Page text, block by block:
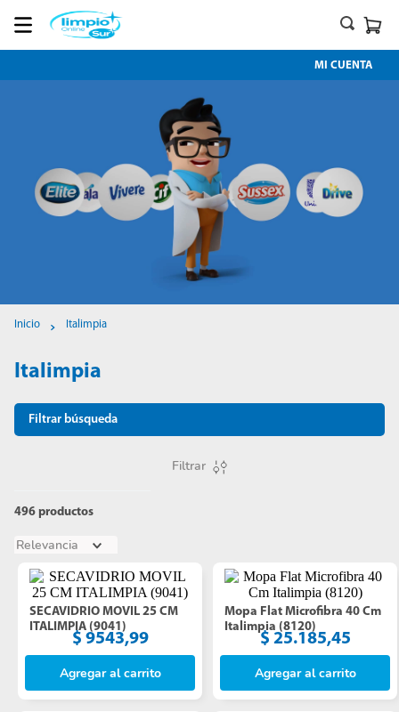
MI CUENTA
Italimpia
Italimpia
Filtrar búsqueda
Filtrar
496 productos
Relevancia
SECAVIDRIO MOVIL 25 CM
ITALIMPIA (9041)
$ 9543,99
Agregar al carrito
Mopa Flat Microfibra 40 Cm
Italimpia (8120)
$ 25.185,45
Agregar al carrito